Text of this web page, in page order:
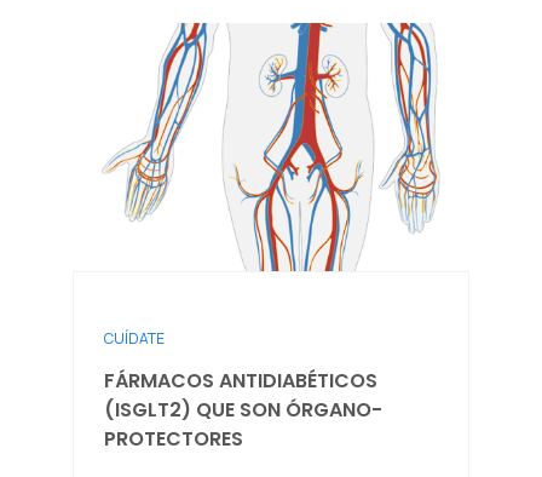
CUÍDATE
FÁRMACOS ANTIDIABÉTICOS
(ISGLT2) QUE SON ÓRGANO-
PROTECTORES